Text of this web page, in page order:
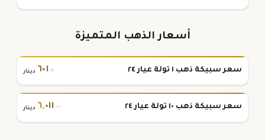
أسعار الذهب المتميزة
سعر سبيكة ذهب ١ تولة عيار ٢٤ ٦٠١.١٠ دينار
سعر سبيكة ذهب ١٠ تولة عيار ٢٤ ٦,٠١١.٠٠ دينار